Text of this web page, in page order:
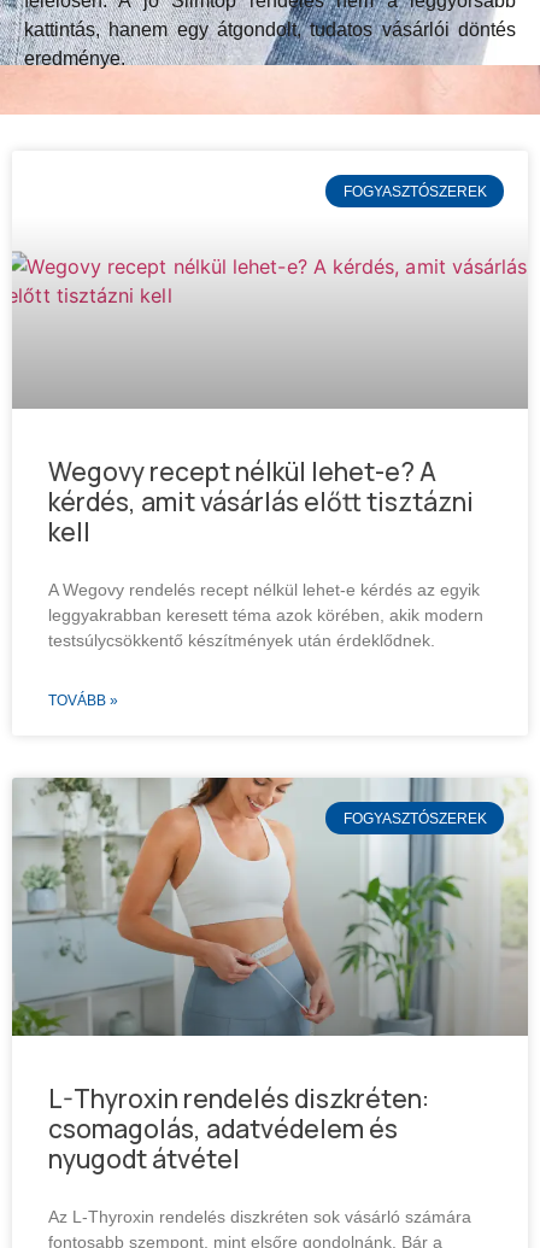
kattintás, hanem egy átgondolt, tudatos vásárlói döntés
eredménye.
FOGYASZTÓSZEREK
Wegovy recept nélkül lehet-e? A
kérdés, amit vásárlás előtt tisztázni
kell
A Wegovy rendelés recept nélkül lehet-e kérdés az egyik
leggyakrabban keresett téma azok körében, akik modern
testsúlycsökkentő készítmények után érdeklődnek.
TOVÁBB »
FOGYASZTÓSZEREK
L-Thyroxin rendelés diszkréten:
csomagolás, adatvédelem és
nyugodt átvétel
Az L-Thyroxin rendelés diszkréten sok vásárló számára
fontosabb szempont, mint elsőre gondolnánk. Bár a